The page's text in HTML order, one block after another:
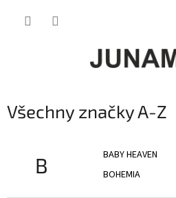
Všechny značky A-Z
B
BABY HEAVEN
BOHEMIA